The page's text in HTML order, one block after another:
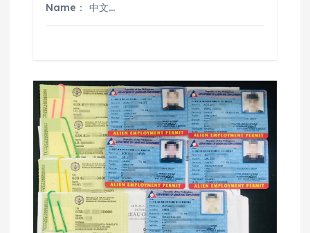
Name： 中文…